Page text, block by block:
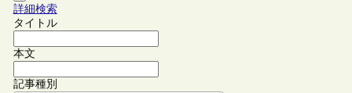
詳細検索
タイトル
本文
記事種別